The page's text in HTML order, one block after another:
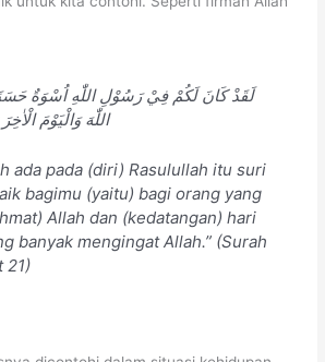
لَقَدْ كَانَ لَكُمْ فِيْ رَسُوْلِ اللّٰهِ اُسْوَةٌ
اللّٰهَ وَالْيَوْمَ
ada pada (diri) Rasulullah itu suri
bagimu (yaitu) bagi orang yang
Allah dan (kedatangan) hari
banyak mengingat Allah.” (Surah
21)